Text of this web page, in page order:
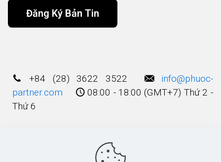
+84 (28) 3622 3522
info@phuoc-
partner.com
08:00 - 18:00 (GMT+7) Thứ 2 -
Thứ 6